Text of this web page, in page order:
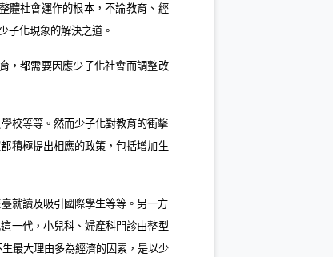
體社會運作的根本，不論教育、經
子化現象的解決之道。
，都需要因應少子化社會而調整改
校等等。然而少子化對教育的衝擊
積極提出相應的政策，包括增加生
就讀及吸引國際學生等等。另一方
一代，小兒科、婦產科門診由整型
最大理由多為經濟的因素，是以少